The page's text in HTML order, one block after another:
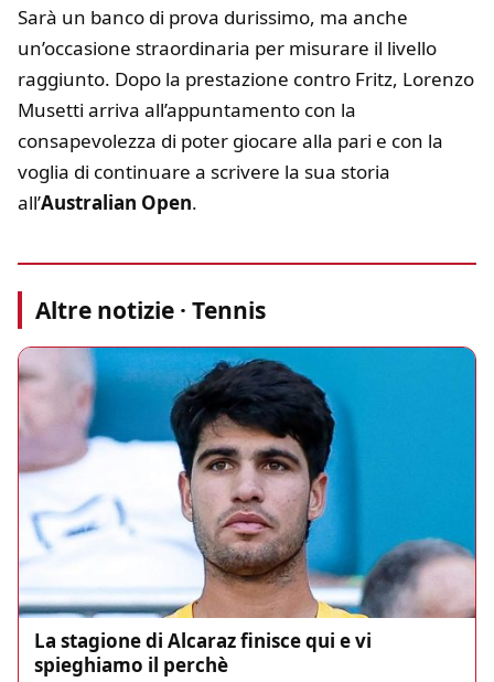
Sarà un banco di prova durissimo, ma anche
un’occasione straordinaria per misurare il livello
raggiunto. Dopo la prestazione contro Fritz, Lorenzo
Musetti arriva all’appuntamento con la
consapevolezza di poter giocare alla pari e con la
voglia di continuare a scrivere la sua storia
all’Australian Open.
Altre notizie · Tennis
La stagione di Alcaraz finisce qui e vi
spieghiamo il perchè